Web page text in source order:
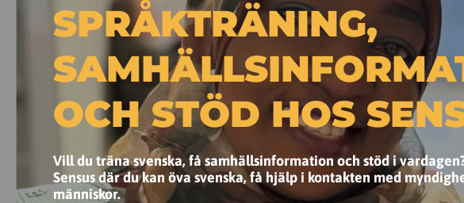
SPRÅKTRÄNING,
OCH STÖD HOS
Vill du träna svenska, få samhällsinformation och stöd i
Sensus där du kan öva svenska, få hjälp i kontakten med
människor.